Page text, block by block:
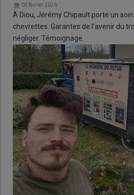
05 février 2026
À Diou, Jérémy Chipault porte un
chevrettes. Garantes de l'avenir du
négliger. Témoignage.